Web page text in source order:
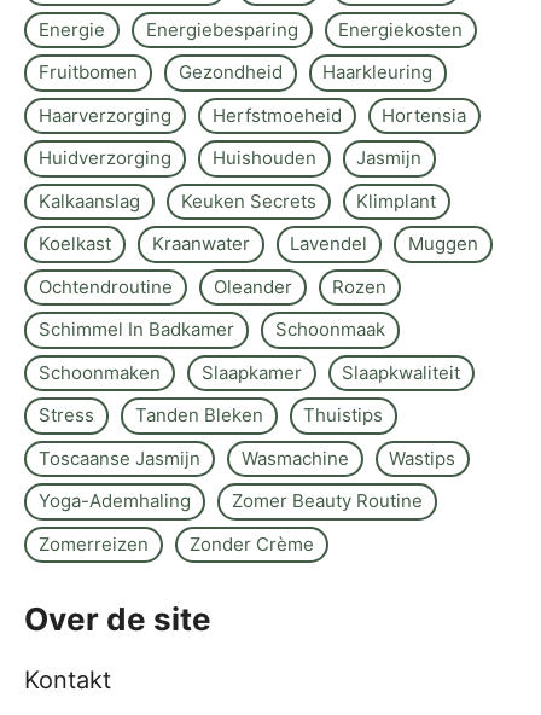
Energie
Energiebesparing
Energiekosten
Fruitbomen
Gezondheid
Haarkleuring
Haarverzorging
Herfstmoeheid
Hortensia
Huidverzorging
Huishouden
Jasmijn
Kalkaanslag
Keuken Secrets
Klimplant
Koelkast
Kraanwater Lavendel
Muggen
Ochtendroutine
Oleander
Rozen
Schimmel In Badkamer
Schoonmaak
Schoonmaken
Slaapkamer
Slaapkwaliteit
Stress
Tanden Bleken
Thuistips
Toscaanse Jasmijn
Wasmachine
Wastips
Yoga-Ademhaling
Zomer Beauty Routine
Zomerreizen
Zonder Crème
Over de site
Kontakt